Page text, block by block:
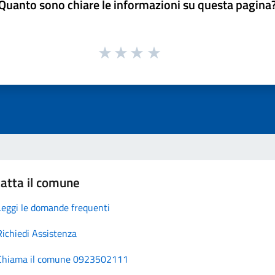
sono chiare le informazioni su questa
il comune
le domande frequenti
Assistenza
il comune 0923502111